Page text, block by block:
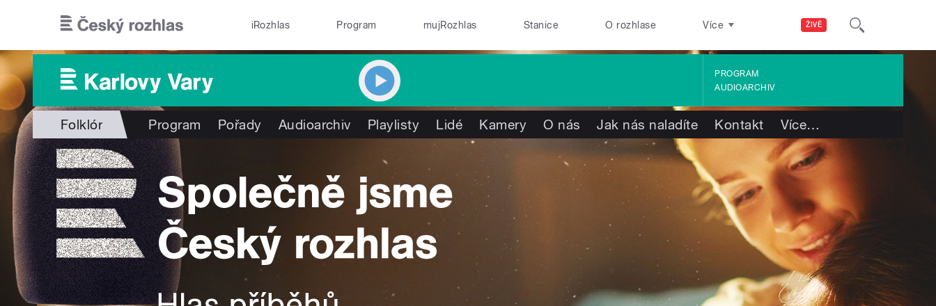
ŽIVĚ
iRozhlas Program mujRozhlas Stanice O rozhlase Více
PROGRAM
AUDIOARCHIV
Folklór Program Pořady Audioarchiv Playlisty Lidé Kamery O nás Jak nás naladíte Kontakt Více…